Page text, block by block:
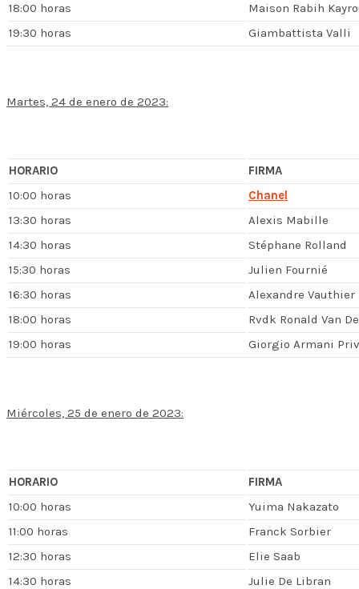
18:00 horas
Maison Rabih
19:30 horas
Giambattista Valli
Martes, 24 de enero de 2023:
HORARIO
FIRMA
10:00 horas
Chanel
13:30 horas
Alexis Mabille
14:30 horas
Stéphane Rolland
15:30 horas
Julien Fournié
16:30 horas
Alexandre Vauthier
18:00 horas
Rvdk Ronald Van
19:00 horas
Giorgio Armani
Miércoles, 25 de enero de 2023:
HORARIO
FIRMA
10:00 horas
Yuima Nakazato
11:00 horas
Franck Sorbier
12:30 horas
Elie Saab
14:30 horas
Julie De Libran